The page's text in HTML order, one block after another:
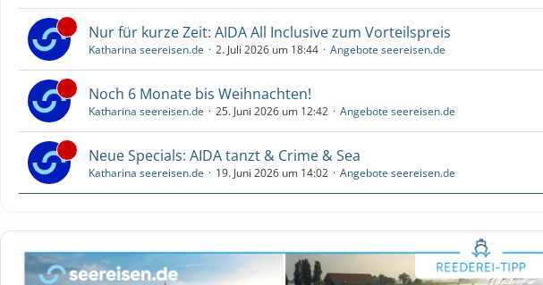
Nur für kurze Zeit: AIDA All Inclusive zum Vorteilspreis
Katharina seereisen.de 2. Juli 2026 um 18:44 Angebote seereisen.de
Noch 6 Monate bis Weihnachten!
Katharina seereisen.de 25. Juni 2026 um 12:42 Angebote seereisen.de
Neue Specials: AIDA tanzt & Crime & Sea
Katharina seereisen.de 19. Juni 2026 um 14:02 Angebote seereisen.de